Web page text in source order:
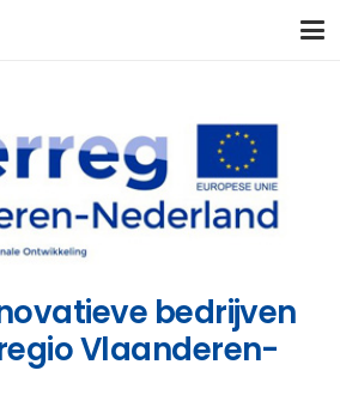
bedrijven
Vlaanderen-